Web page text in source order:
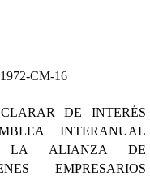
CM-16
DE INTERÉS
INTERANUAL
LA ALIANZA DE
EMPRESARIOS